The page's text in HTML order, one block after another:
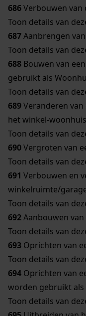
686Verbouwen van
Toon details van
687Aanbrengen
Toon details van
688 Bouwen van
gebruikt als
Toon details van
689Veranderen
het winkel-
Toon details van
690Vergroten van
Toon details van
691 Verbouwen en
winkelruimte/
Toon details van
692Aanbouwen
Toon details van
693 Oprichten van
Toon details van
694 Oprichten van
worden gebruikt als
Toon details van